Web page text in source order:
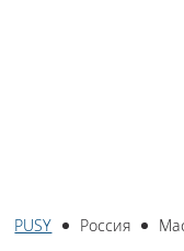
PUSY Россия